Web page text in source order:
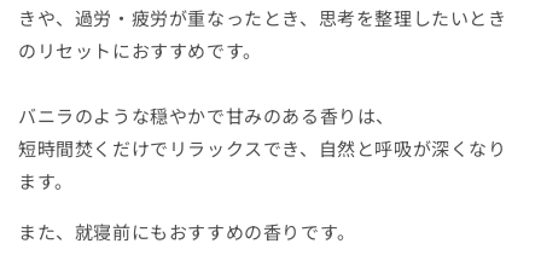
きや、過労・疲労が重なったとき、思考を整理したいとき
のリセットにおすすめです。
バニラのような穏やかで甘みのある香りは、
短時間焚くだけでリラックスでき、自然と呼吸が深くなり
ます。
また、就寝前にもおすすめの香りです。